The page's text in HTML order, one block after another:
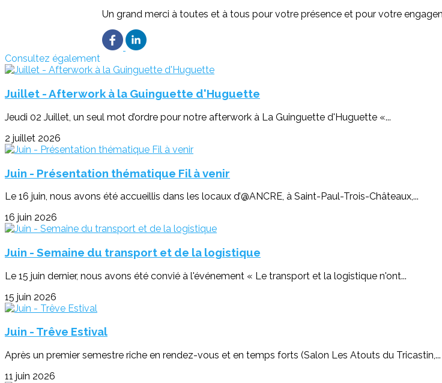
Un grand merci à toutes et à tous pour votre présence et pour votre
Consultez également
Juillet - Afterwork à la Guinguette d'Huguette
Jeudi 02 Juillet, un seul mot d’ordre pour notre afterwork à La Guinguette d'Huguette «...
2 juillet 2026
Juin - Présentation thématique Fil à venir
Le 16 juin, nous avons été accueillis dans les locaux d’@ANCRE, à Saint-Paul-Trois-Châteaux,...
16 juin 2026
Juin - Semaine du transport et de la logistique
Le 15 juin dernier, nous avons été convié à l'événement « Le transport et la logistique n'ont...
15 juin 2026
Juin - Trêve Estival
Après un premier semestre riche en rendez-vous et en temps forts (Salon Les Atouts du Tricastin,...
11 juin 2026